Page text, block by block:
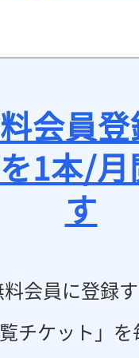
会員
1本/
す
料会員に登録
チケット」